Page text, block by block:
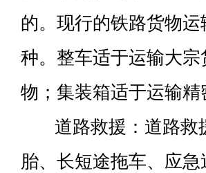
的。现行的铁路货物
种。整车适于运输大
物；集装箱适于运输
道路救援：道路救
胎、长短途拖车、应